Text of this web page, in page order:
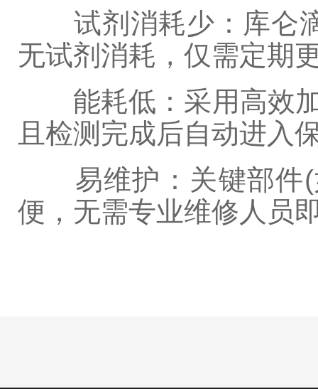
试剂消耗少：库仑滴
无试剂消耗，仅需定期
能耗低：采用高效加
且检测完成后自动进入
易维护：关键部件(
便，无需专业维修人员